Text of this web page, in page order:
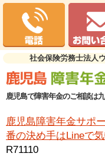
社会保険労務士法人
鹿児島で障害年金のご相談は
鹿児島障害年金サポ
番の決め手はLineで
R71110